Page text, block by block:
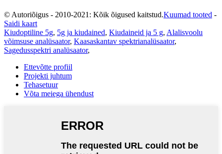
© Autoriõigus - 2010-2021: Kõik õigused kaitstud.Kuumad tooted -
Saidi kaart
Kiudoptiline 5g, 5g ja kiudained, Kiudaineid ja 5 g, Alalisvoolu
võimsuse analüsaator, Kaasaskantav spektrianalüsaator,
Sagedusspektri analüsaator,
Ettevõtte profiil
Projekti juhtum
Tehasetuur
Võta meiega ühendust